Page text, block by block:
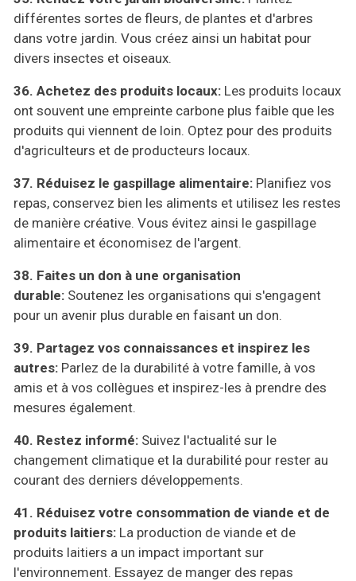
différentes sortes de fleurs, de plantes et d'arbres
dans votre jardin. Vous créez ainsi un habitat pour
divers insectes et oiseaux.
36. Achetez des produits locaux: Les produits locaux
ont souvent une empreinte carbone plus faible que les
produits qui viennent de loin. Optez pour des produits
d'agriculteurs et de producteurs locaux.
37. Réduisez le gaspillage alimentaire: Planifiez vos
repas, conservez bien les aliments et utilisez les restes
de manière créative. Vous évitez ainsi le gaspillage
alimentaire et économisez de l'argent.
38. Faites un don à une organisation
durable: Soutenez les organisations qui s'engagent
pour un avenir plus durable en faisant un don.
39. Partagez vos connaissances et inspirez les
autres: Parlez de la durabilité à votre famille, à vos
amis et à vos collègues et inspirez-les à prendre des
mesures également.
40. Restez informé: Suivez l'actualité sur le
changement climatique et la durabilité pour rester au
courant des derniers développements.
41. Réduisez votre consommation de viande et de
produits laitiers: La production de viande et de
produits laitiers a un impact important sur
l'environnement. Essayez de manger des repas